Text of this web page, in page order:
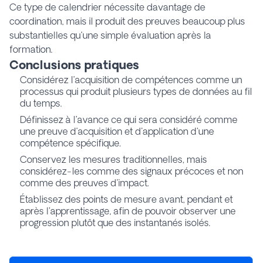
Ce type de calendrier nécessite davantage de
coordination, mais il produit des preuves beaucoup plus
substantielles qu'une simple évaluation après la
formation.
Conclusions pratiques
Considérez l'acquisition de compétences comme un
processus qui produit plusieurs types de données au fil
du temps.
Définissez à l'avance ce qui sera considéré comme
une preuve d'acquisition et d'application d'une
compétence spécifique.
Conservez les mesures traditionnelles, mais
considérez-les comme des signaux précoces et non
comme des preuves d'impact.
Établissez des points de mesure avant, pendant et
après l'apprentissage, afin de pouvoir observer une
progression plutôt que des instantanés isolés.